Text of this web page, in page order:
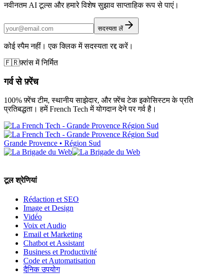
नवीनतम AI टूल्स और हमारे विशेष सुझाव साप्ताहिक रूप से पाएं।
सदस्यता लें
कोई स्पैम नहीं। एक क्लिक में सदस्यता रद्द करें।
🇫🇷फ़्रांस में निर्मित
गर्व से फ़्रेंच
100% फ़्रेंच टीम, स्थानीय साझेदार, और फ़्रेंच टेक इकोसिस्टम के प्रति
प्रतिबद्धता। हमें French Tech में योगदान देने पर गर्व है।
Grande Provence • Région Sud
टूल श्रेणियां
Rédaction et SEO
Image et Design
Vidéo
Voix et Audio
Email et Marketing
Chatbot et Assistant
Business et Productivité
Code et Automatisation
दैनिक उपयोग